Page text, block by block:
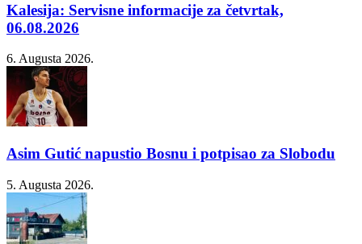
Kalesija: Servisne informacije za četvrtak,
06.08.2026
6. Augusta 2026.
Asim Gutić napustio Bosnu i potpisao za Slobodu
5. Augusta 2026.